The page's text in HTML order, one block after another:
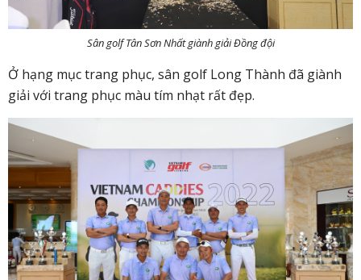
Sân golf Tân Sơn Nhất giành giải Đồng đội
Ở hạng mục trang phục, sân golf Long Thành đã giành
giải với trang phục màu tím nhạt rất đẹp.